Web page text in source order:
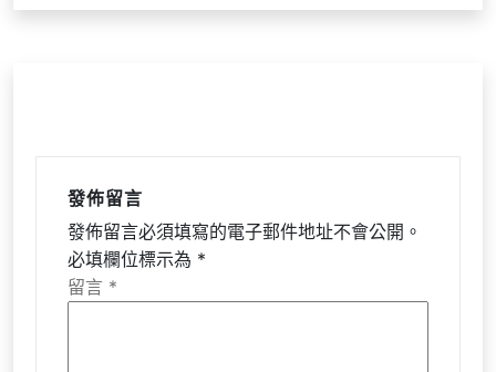
發佈留言
發佈留言必須填寫的電子郵件地址不會公開。
必填欄位標示為 *
留言 *